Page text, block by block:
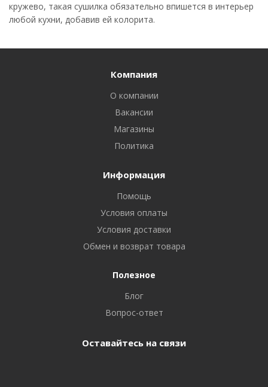
кружево, такая сушилка обязательно впишется в интерьер
любой кухни, добавив ей колорита.
Компания
О компании
Вакансии
Магазины
Политика
Информация
Помощь
Условия оплаты
Условия доставки
Обмен и возврат товара
Полезное
Блог
Вопрос-ответ
Оставайтесь на связи